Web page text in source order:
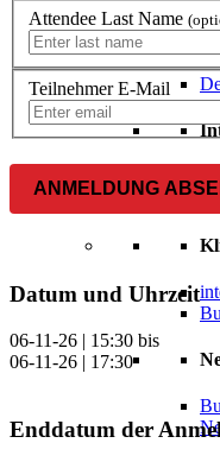
Versorgungsqualität
Attendee Last Name
Teilnehmer E-Mail
ANMELDUNG
Datum und Uhrzeit
06-11-26 | 15:30 bis
06-11-26 | 17:30
Enddatum der